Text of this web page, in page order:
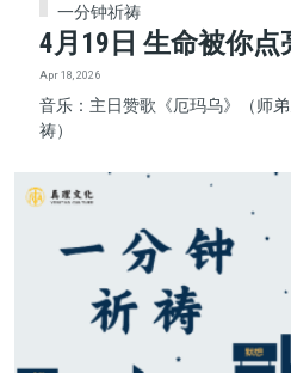
一分钟祈祷
4月19日 生命被你
Apr 18, 2026
音乐：主日赞歌《厄玛乌》（师
祷）